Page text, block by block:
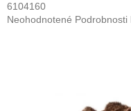
6104160
Priemerné
Neohodnotené Podrobnosti